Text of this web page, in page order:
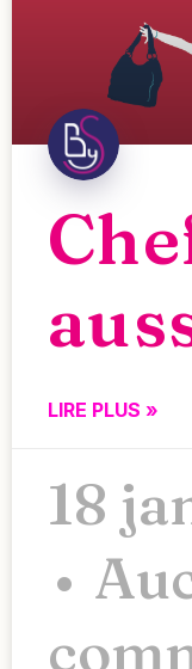
LIRE PLUS »
18